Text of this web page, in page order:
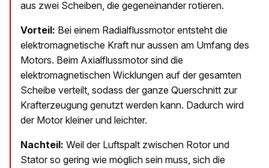
aus zwei Scheiben, die gegeneinander rotieren.
Vorteil: Bei einem Radialflussmotor entsteht die
elektromagnetische Kraft nur aussen am Umfang des
Motors. Beim Axialflussmotor sind die
elektromagnetischen Wicklungen auf der gesamten
Scheibe verteilt, sodass der ganze Querschnitt zur
Krafterzeugung genutzt werden kann. Dadurch wird
der Motor kleiner und leichter.
Nachteil: Weil der Luftspalt zwischen Rotor und
Stator so gering wie möglich sein muss, sich die